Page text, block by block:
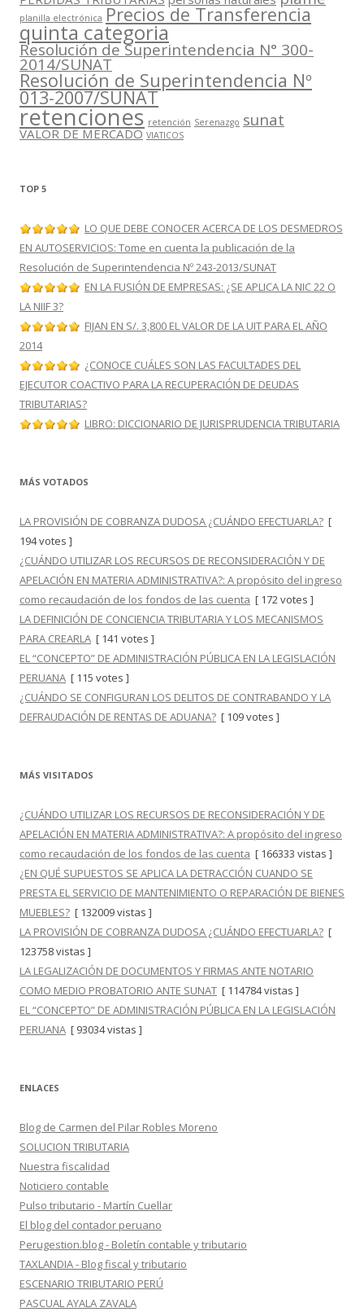
planilla electrónica Precios de Transferencia
quinta categoria
Resolución de Superintendencia N° 300-
2014/SUNAT
Resolución de Superintendencia Nº
013-2007/SUNAT
retenciones retención Serenazgo sunat
VALOR DE MERCADO VIATICOS
TOP 5
LO QUE DEBE CONOCER ACERCA DE LOS DESMEDROS
EN AUTOSERVICIOS: Tome en cuenta la publicación de la
Resolución de Superintendencia Nº 243-2013/SUNAT
EN LA FUSIÓN DE EMPRESAS: ¿SE APLICA LA NIC 22 O
LA NIIF 3?
FIJAN EN S/. 3,800 EL VALOR DE LA UIT PARA EL AÑO
2014
¿CONOCE CUÁLES SON LAS FACULTADES DEL
EJECUTOR COACTIVO PARA LA RECUPERACIÓN DE DEUDAS
TRIBUTARIAS?
LIBRO: DICCIONARIO DE JURISPRUDENCIA TRIBUTARIA
MÁS VOTADOS
LA PROVISIÓN DE COBRANZA DUDOSA ¿CUÁNDO EFECTUARLA? [
194 votes ]
¿CUÁNDO UTILIZAR LOS RECURSOS DE RECONSIDERACIÓN Y DE
APELACIÓN EN MATERIA ADMINISTRATIVA?: A propósito del ingreso
como recaudación de los fondos de las cuenta [ 172 votes ]
LA DEFINICIÓN DE CONCIENCIA TRIBUTARIA Y LOS MECANISMOS
PARA CREARLA [ 141 votes ]
EL “CONCEPTO” DE ADMINISTRACIÓN PÚBLICA EN LA LEGISLACIÓN
PERUANA [ 115 votes ]
¿CUÁNDO SE CONFIGURAN LOS DELITOS DE CONTRABANDO Y LA
DEFRAUDACIÓN DE RENTAS DE ADUANA? [ 109 votes ]
MÁS VISITADOS
¿CUÁNDO UTILIZAR LOS RECURSOS DE RECONSIDERACIÓN Y DE
APELACIÓN EN MATERIA ADMINISTRATIVA?: A propósito del ingreso
como recaudación de los fondos de las cuenta [ 166333 vistas ]
¿EN QUÉ SUPUESTOS SE APLICA LA DETRACCIÓN CUANDO SE
PRESTA EL SERVICIO DE MANTENIMIENTO O REPARACIÓN DE BIENES
MUEBLES? [ 132009 vistas ]
LA PROVISIÓN DE COBRANZA DUDOSA ¿CUÁNDO EFECTUARLA? [
123758 vistas ]
LA LEGALIZACIÓN DE DOCUMENTOS Y FIRMAS ANTE NOTARIO
COMO MEDIO PROBATORIO ANTE SUNAT [ 114784 vistas ]
EL “CONCEPTO” DE ADMINISTRACIÓN PÚBLICA EN LA LEGISLACIÓN
PERUANA [ 93034 vistas ]
ENLACES
Blog de Carmen del Pilar Robles Moreno
SOLUCION TRIBUTARIA
Nuestra fiscalidad
Noticiero contable
Pulso tributario - Martín Cuellar
El blog del contador peruano
Perugestion.blog - Boletín contable y tributario
TAXLANDIA - Blog fiscal y tributario
ESCENARIO TRIBUTARIO PERÚ
PASCUAL AYALA ZAVALA